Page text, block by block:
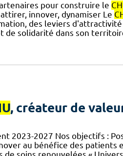
pour construire le
innover, dynamiser Le
des leviers
de solidarité dans son
, créateur de
2023-2027 Nos objectifs :
au bénéfice des patients